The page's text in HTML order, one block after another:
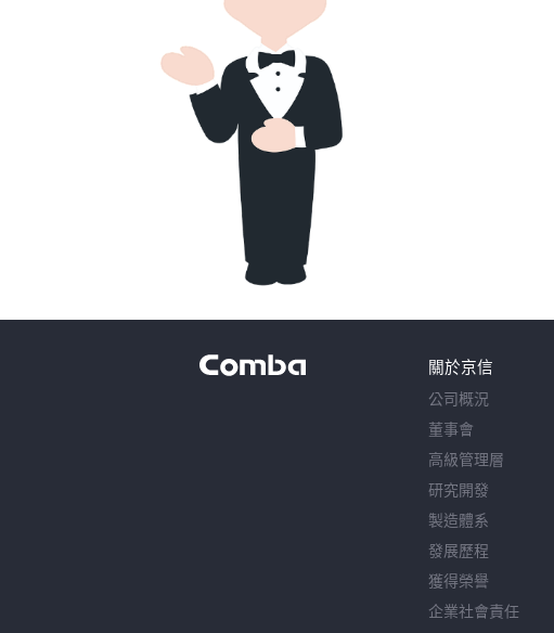
關於京信
公司概況
董事會
高級管理層
研究開發
製造體系
發展歷程
獲得榮譽
企業社會責任